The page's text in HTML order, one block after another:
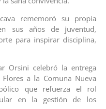
rememoró su propia
sus años de juventud,
para inspirar disciplina,
Orsini celebró la entrega
a la Comuna Nueva
que refuerza el rol
en la gestión de los